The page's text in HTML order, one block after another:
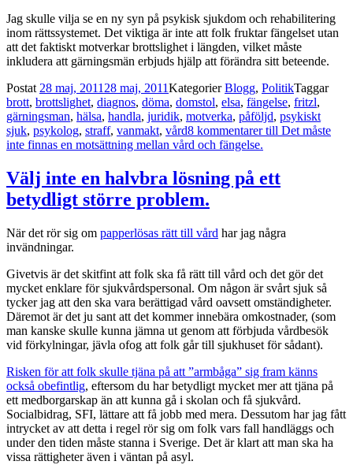
Jag skulle vilja se en ny syn på psykisk sjukdom och rehabilitering
inom rättssystemet. Det viktiga är inte att folk fruktar fängelset utan
att det faktiskt motverkar brottslighet i längden, vilket måste
inkludera att gärningsmän erbjuds hjälp att förändra sitt beteende.
Postat28 maj, 201128 maj, 2011KategorierBlogg, PolitikTaggar
brott, brottslighet, diagnos, döma, domstol, elsa, fängelse, fritzl,
gärningsman, hälsa, handla, juridik, motverka, påföljd, psykiskt
sjuk, psykolog, straff, vanmakt, vård8 kommentarertill Det måste
inte finnas en motsättning mellan vård och fängelse.
Välj inte en halvbra lösning på ett
betydligt större problem.
När det rör sig om papperlösas rätt till vård har jag några
invändningar.
Givetvis är det skitfint att folk ska få rätt till vård och det gör det
mycket enklare för sjukvårdspersonal. Om någon är svårt sjuk så
tycker jag att den ska vara berättigad vård oavsett omständigheter.
Däremot är det ju sant att det kommer innebära omkostnader, (som
man kanske skulle kunna jämna ut genom att förbjuda vårdbesök
vid förkylningar, jävla ofog att folk går till sjukhuset för sådant).
Risken för att folk skulle tjäna på att ”armbåga” sig fram känns
också obefintlig, eftersom du har betydligt mycket mer att tjäna på
ett medborgarskap än att kunna gå i skolan och få sjukvård.
Socialbidrag, SFI, lättare att få jobb med mera. Dessutom har jag fått
intrycket av att detta i regel rör sig om folk vars fall handläggs och
under den tiden måste stanna i Sverige. Det är klart att man ska ha
vissa rättigheter även i väntan på asyl.